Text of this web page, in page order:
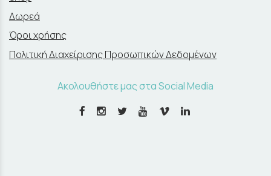
Δωρεά
Όροι χρήσης
Πολιτική Διαχείρισης Προσωπικών Δεδομένων
Ακολουθήστε μας στα Social Media